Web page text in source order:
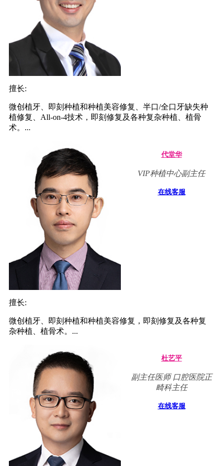
擅长:
微创植牙、即刻种植和种植美容修复、半口/全口牙缺失种
植修复、All-on-4技术，即刻修复及各种复杂种植、植骨
术。...
代堂华
VIP种植中心副主任
在线客服
擅长:
微创植牙、即刻种植和种植美容修复，即刻修复及各种复
杂种植、植骨术。...
杜艺平
副主任医师 口腔医院正
畸科主任
在线客服